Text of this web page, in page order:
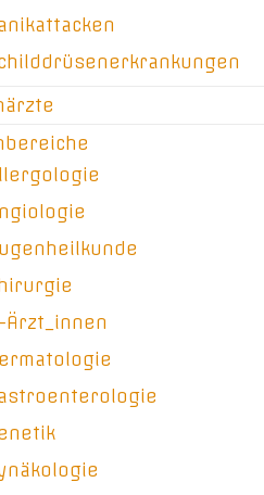
Ärzt_innen